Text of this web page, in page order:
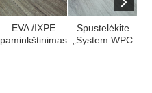
EVA /IXPE
paminkštinimas
Spustelėkite
„System WPC